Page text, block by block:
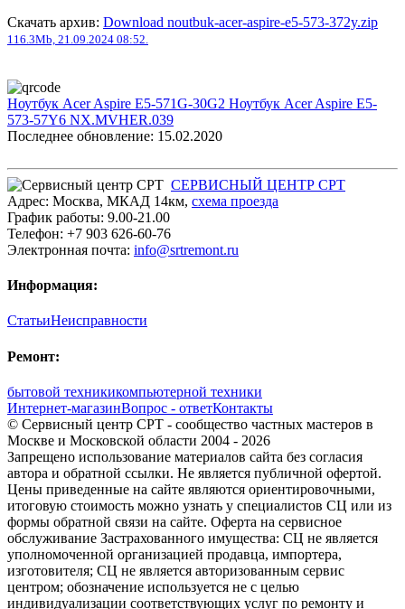
Скачать архив: Download noutbuk-acer-aspire-e5-573-372y.zip
116.3Mb, 21.09.2024 08:52.
Ноутбук Acer Aspire E5-571G-30G2 Ноутбук Acer Aspire E5-
573-57Y6 NX.MVHER.039
Последнее обновление: 15.02.2020
СЕРВИСНЫЙ ЦЕНТР СРТ
Адрес: Москва, МКАД 14км, cхема проезда
График работы: 9.00-21.00
Телефон: +7 903 626-60-76
Электронная почта: info@srtremont.ru
Информация:
СтатьиНеисправности
Ремонт:
бытовой техникикомпьютерной техники
Интернет-магазинВопрос - ответКонтакты
© Сервисный центр СРТ - сообщество частных мастеров в
Москве и Московской области 2004 - 2026
Запрещено использование материалов сайта без согласия
автора и обратной ссылки. Не является публичной офертой.
Цены приведенные на сайте являются ориентировочными,
итоговую стоимость можно узнать у специалистов СЦ или из
формы обратной связи на сайте. Оферта на сервисное
обслуживание Застрахованного имущества: СЦ не является
уполномоченной организацией продавца, импортера,
изготовителя; СЦ не является авторизованным сервис
центром; обозначение используется не с целью
индивидуализации соответствующих услуг по ремонту и